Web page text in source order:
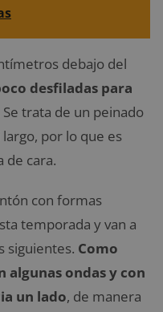
debajo del
desfiladas para
Se trata de un peinado
por lo que es
de cara.
con formas
temporada y van a
siguientes. Como
algunas ondas y con
un lado, de manera